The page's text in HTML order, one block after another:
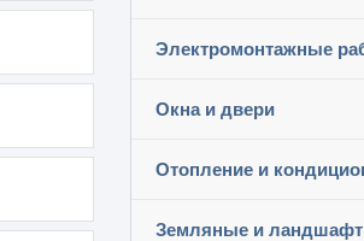
Электромонтажные
Окна и двери
Отопление и
Земляные и